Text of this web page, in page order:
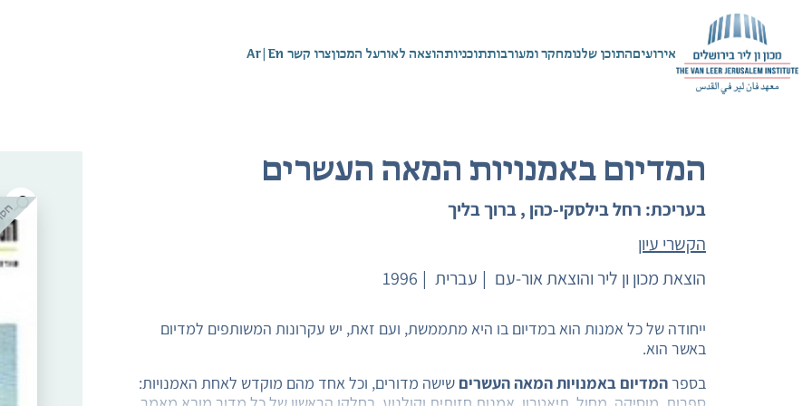
אירועיםהתוכן שלנומחקר ומעורבותתוכניותהוצאה לאורעל המכוןצרו קשר En
|
Ar
המדיום באמנויות המאה העשרים
בעריכת: רחל בילסקי-כהן , ברוך בליך
הקשרי עיון
הוצאת מכון ון ליר והוצאת אור-עם
עברית 1996
ייחודה של כל אמנות הוא במדיום בו היא מתממשת, ועם זאת, יש עקרונות המשותפים למדיום
באשר הוא.
בספרהמדיום באמנויות המאה העשרים שישה מדורים, וכל אחד מהם מוקדש לאחת האמנויות: